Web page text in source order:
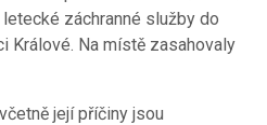
záchranné služby do
Králové. Na místě zasahovaly
její příčiny jsou